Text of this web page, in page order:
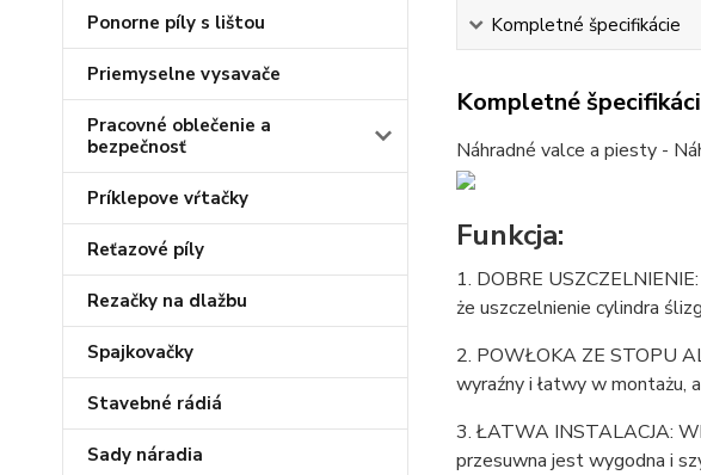
Ponorne píly s lištou
Priemyselne vysavače
Pracovné oblečenie a
bezpečnosť
Príklepove vŕtačky
Reťazové píly
Rezačky na dlažbu
Spajkovačky
Stavebné rádiá
Sady náradia
Kompletné špecifikácie
Kompletné
Náhradné valce a piesty -
Funkcja:
1. DOBRE
że ​​uszczelnienie cylindra
2. POWŁOKA ZE STOPU
wyraźny i łatwy w montażu,
3. ŁATWA INSTALACJA:
przesuwna jest wygodna i